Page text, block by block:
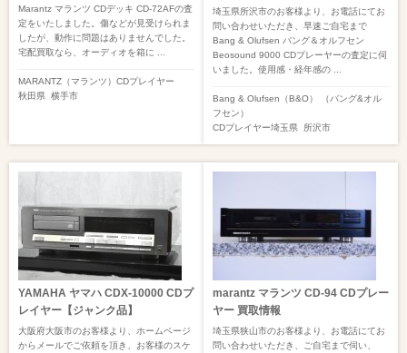
Marantz マランツ CDデッキ CD-72AFの査
定をいたしました。傷などが見受けられま
したが、動作に問題はありませんでした。
宅配買取なら、オーディオを箱に ...
MARANTZ（マランツ） CDプレイヤー
秋田県 横手市
埼玉県所沢市のお客様より、お電話にてお
問い合わせいただき、早速ご自宅まで
Bang & Olufsen バング＆オルフセン
Beosound 9000 CDプレーヤーの査定に伺
いました。使用感・経年感の ...
Bang & Olufsen（B&O） （バング&オル
フセン）
CDプレイヤー埼玉県 所沢市
YAMAHA ヤマハ CDX-10000 CDプ
レイヤー【ジャンク品】
大阪府大阪市のお客様より、ホームページ
からメールでご依頼を頂き、お客様のスケ
marantz マランツ CD-94 CDプレー
ヤー 買取情報
埼玉県狭山市のお客様より、お電話にてお
問い合わせいただき、ご自宅まで伺い、